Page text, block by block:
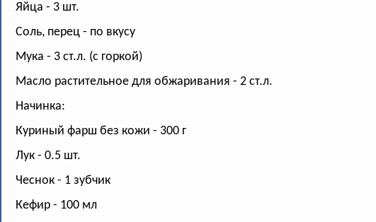
Яйца - 3 шт.
Соль, перец - по вкусу
Мука - 3 ст.л. (с горкой)
Масло растительное для обжаривания - 2 ст.л.
Начинка:
Куриный фарш без кожи - 300 г
Лук - 0.5 шт.
Чеснок - 1 зубчик
Кефир - 100 мл